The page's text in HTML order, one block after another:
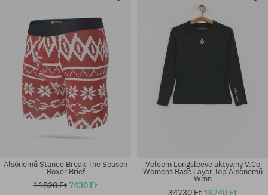
Alsónemű Stance Break The Season
Boxer Brief
11820 Ft 7430 Ft
Volcom Longsleeve aktywny V.Co
Womens Base Layer Top Alsónemű
Wmn
34730 Ft 18240 Ft